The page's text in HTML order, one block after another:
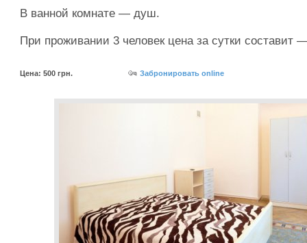
В ванной комнате — душ.
При проживании 3 человек цена за сутки составит
Цена: 500 грн. Забронировать online